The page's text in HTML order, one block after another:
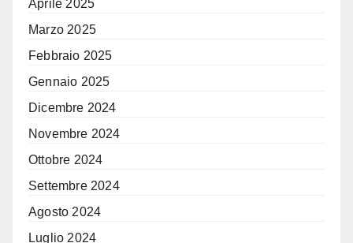
Aprile 2025
Marzo 2025
Febbraio 2025
Gennaio 2025
Dicembre 2024
Novembre 2024
Ottobre 2024
Settembre 2024
Agosto 2024
Luglio 2024